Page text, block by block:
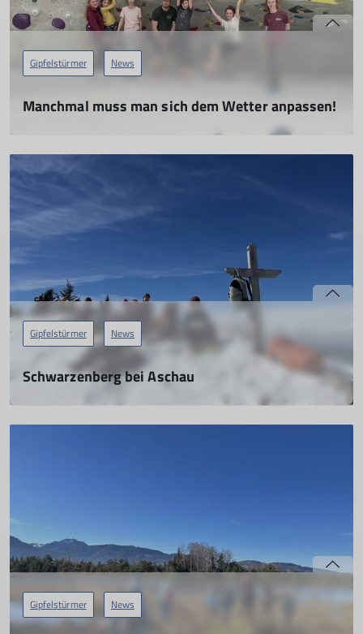
Gipfelstürmer News
Manchmal muss man sich dem Wetter anpassen!
mehr erfahren
Gipfelstürmer News
Schwarzenberg bei Aschau
Gipfelstürmer News